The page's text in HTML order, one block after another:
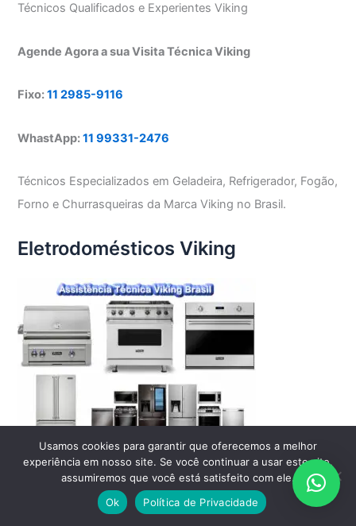
Técnicos Qualificados e Experientes Viking
Agende Agora a sua Visita Técnica Viking
Fixo:11 2985-9116
WhastApp:11 99331-2476
Técnicos Especializados em Geladeira, Refrigerador, Fogão,
Forno e Churrasqueiras da Marca Viking no Brasil.
Eletrodomésticos Viking
Usamos cookies para garantir que oferecemos a melhor
experiência em nosso site. Se você continuar a usar este site,
assumiremos que você está satisfeito com ele.
Ok
Política de Privacidade